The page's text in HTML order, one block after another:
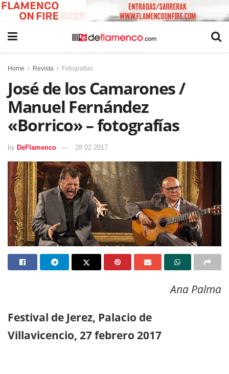
Home Revista Fotografías
José de los Camarones /
Manuel Fernández
«Borrico» – fotografías
by DeFlamenco 28 02 2017
Ana Palma
Festival de Jerez, Palacio de
Villavicencio, 27 febrero 2017